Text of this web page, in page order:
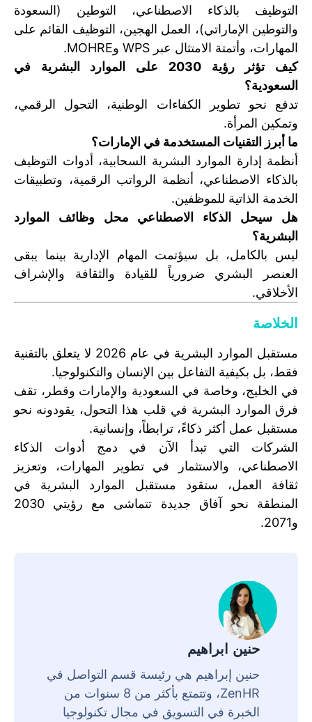
التوظيف بالذكاء الاصطناعي، التوطين (السعودة
والتوطين الإماراتي)، العمل الهجين، التوظيف القائم على
المهارات، وأتمتة الامتثال عبر WPS وMOHRE.
كيف تؤثر رؤية 2030 على الموارد البشرية في
السعودية؟
تدفع نحو تطوير الكفاءات الوطنية، التحول الرقمي،
وتمكين المرأة.
ما أبرز التقنيات المستخدمة في الإمارات؟
أنظمة إدارة الموارد البشرية السحابية، أدوات التوظيف
بالذكاء الاصطناعي، أنظمة الرواتب الرقمية، وتطبيقات
الخدمة الذاتية للموظفين.
هل سيحل الذكاء الاصطناعي محل وظائف الموارد
البشرية؟
ليس بالكامل، بل سيؤتمت المهام الإدارية بينما يبقى
العنصر البشري ضرورياً للقيادة والثقافة والإشراف
الأخلاقي.
الخلاصة
مستقبل الموارد البشرية في عام 2026 لا يتعلق بالتقنية
فقط، بل بكيفية التفاعل بين الإنسان والتكنولوجيا.
في الخليج، وخاصة في السعودية والإمارات وقطر، تقف
فرق الموارد البشرية في قلب هذا التحول، يقودونه نحو
مستقبل عمل أكثر ذكاءً، ترابطاً، وإنسانية.
الشركات التي تبدأ الآن في دمج أدوات الذكاء
الاصطناعي، والاستثمار في تطوير المهارات، وتعزيز
ثقافة العمل، ستقود مستقبل الموارد البشرية في
المنطقة نحو آفاق جديدة تتماشى مع رؤيتي 2030
و2071.
حنين ابراهيم
حنين إبراهيم هي رئيسة قسم التواصل في
ZenHR، وتتمتع بأكثر من 8 سنوات من
الخبرة في التسويق في مجال تكنولوجيا